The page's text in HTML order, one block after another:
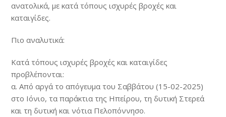
ανατολικά, με κατά τόπους ισχυρές βροχές και
καταιγίδες.
Πιο αναλυτικά:
Κατά τόπους ισχυρές βροχές και καταιγίδες
προβλέπονται:
α. Από αργά το απόγευμα του Σαββάτου (15-02-2025)
στο Ιόνιο, τα παράκτια της Ηπείρου, τη δυτική Στερεά
και τη δυτική και νότια Πελοπόννησο.